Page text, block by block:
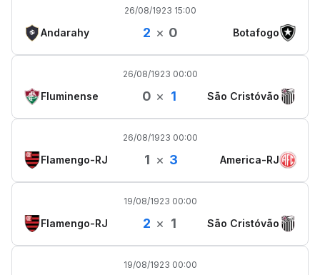
26/08/1923 15:00
Andarahy 2 × 0 Botafogo
26/08/1923 00:00
Fluminense 0 × 1 São Cristóvão
26/08/1923 00:00
Flamengo-RJ 1 × 3 America-RJ
19/08/1923 00:00
Flamengo-RJ 2 × 1 São Cristóvão
19/08/1923 00:00